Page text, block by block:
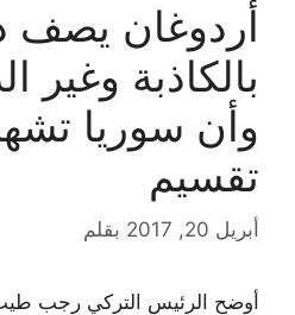
أردوغان يصف
بالكاذبة وغير
وأن سوريا
تقسيم
أبريل 20, 2017 بقلم
أوضح الرئيس التركي رجب طيب